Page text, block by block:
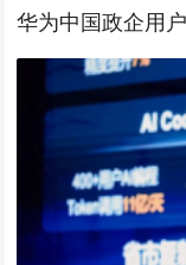
华为中国政企用